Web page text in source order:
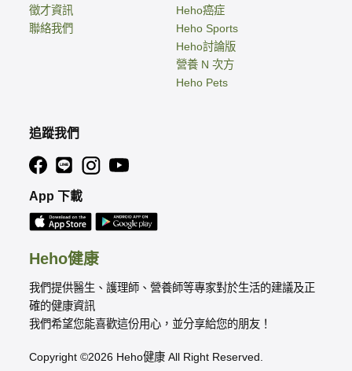
Heho健康
我們提供醫生、護理師、營養師等專家對於生活的建議及正
確的健康資訊
我們希望您能喜歡這份用心，並分享給您的朋友！
Copyright ©2026 Heho健康 All Right Reserved.
徵才資訊
聯絡我們
Heho癌症
Heho Sports
Heho討論版
營養 N 次方
Heho Pets
追蹤我們
App 下載